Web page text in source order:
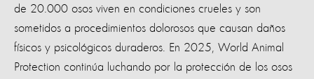
de 20.000 osos viven en condiciones crueles y son
sometidos a procedimientos dolorosos que causan daños
físicos y psicológicos duraderos. En 2025, World Animal
Protection continúa luchando por la protección de los osos